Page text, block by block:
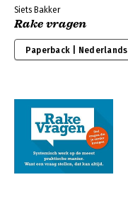
Siets Bakker
Rake vragen
Paperback | Nederlands